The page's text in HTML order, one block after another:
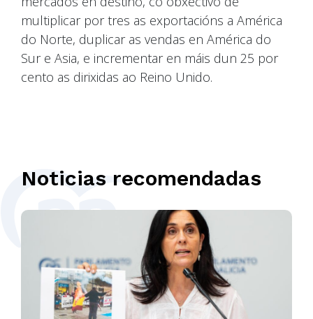
multiplicar por tres as exportacións a América
do Norte, duplicar as vendas en América do
Sur e Asia, e incrementar en máis dun 25 por
cento as dirixidas ao Reino Unido.
Noticias recomendadas